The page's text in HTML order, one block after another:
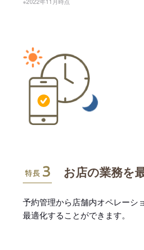
特長3
お店の業務を
予約管理から店舗内オペレーシ
最適化することができます。